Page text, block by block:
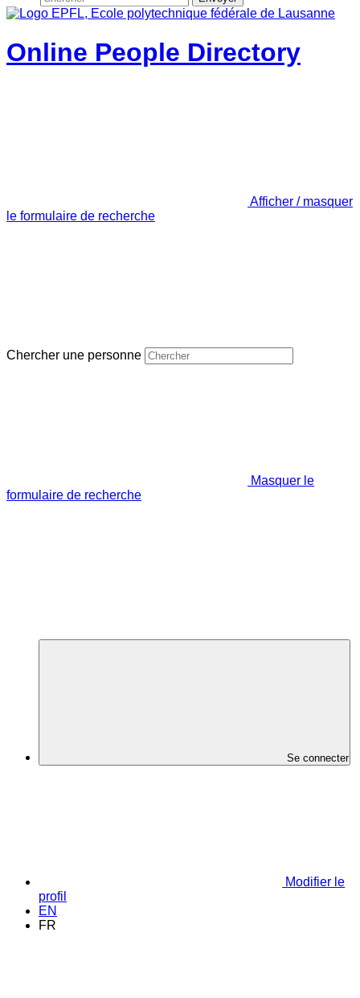
Online People Directory
Afficher / masquer
le formulaire de recherche
Chercher une personne
Masquer le
formulaire de recherche
Se connecter
Modifier le
profil
EN
FR